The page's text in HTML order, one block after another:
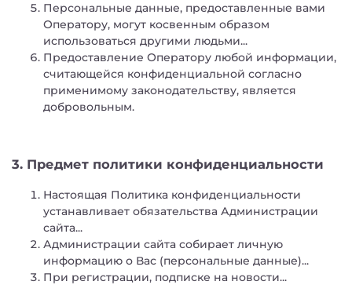
Персональные данные, предоставленные вами
Оператору, могут косвенным образом
использоваться другими людьми...
Предоставление Оператору любой информации,
считающейся конфиденциальной согласно
применимому законодательству, является
добровольным.
3. Предмет политики конфиденциальности
Настоящая Политика конфиденциальности
устанавливает обязательства Администрации
сайта...
Администрации сайта собирает личную
информацию о Вас (персональные данные)...
При регистрации, подписке на новости...